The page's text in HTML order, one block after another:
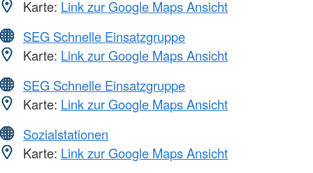
Karte: Link zur Google Maps Ansicht
SEG Schnelle Einsatzgruppe
Karte: Link zur Google Maps Ansicht
SEG Schnelle Einsatzgruppe
Karte: Link zur Google Maps Ansicht
Sozialstationen
Karte: Link zur Google Maps Ansicht